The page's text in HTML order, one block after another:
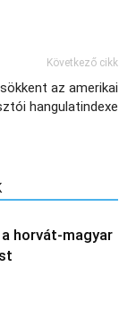
Következő cikk
az amerikai
hangulatindexe
horvát-magyar